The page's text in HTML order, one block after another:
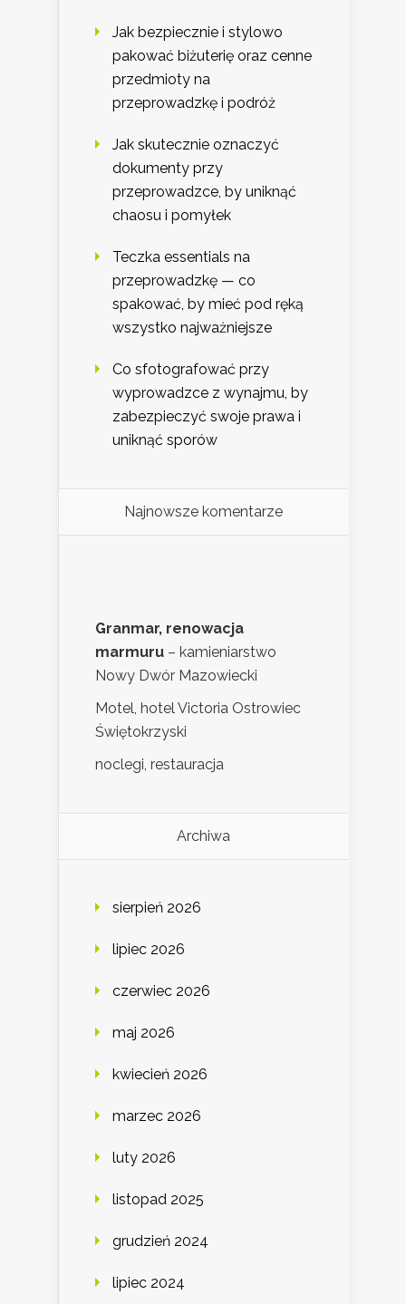
Jak bezpiecznie i stylowo
pakować biżuterię oraz cenne
przedmioty na
przeprowadzkę i podróż
Jak skutecznie oznaczyć
dokumenty przy
przeprowadzce, by uniknąć
chaosu i pomyłek
Teczka essentials na
przeprowadzkę — co
spakować, by mieć pod ręką
wszystko najważniejsze
Co sfotografować przy
wyprowadzce z wynajmu, by
zabezpieczyć swoje prawa i
uniknąć sporów
Najnowsze komentarze
Granmar, renowacja
marmuru – kamieniarstwo
Nowy Dwór Mazowiecki
Motel, hotel Victoria Ostrowiec
Świętokrzyski
noclegi, restauracja
Archiwa
sierpień 2026
lipiec 2026
czerwiec 2026
maj 2026
kwiecień 2026
marzec 2026
luty 2026
listopad 2025
grudzień 2024
lipiec 2024